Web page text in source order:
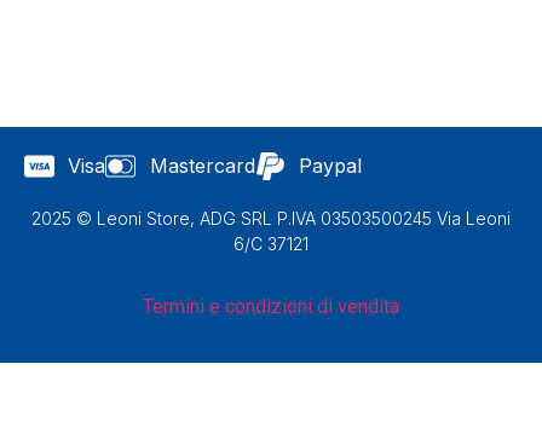
Visa Mastercard Paypal
2025 © Leoni Store, ADG SRL P.IVA 03503500245 Via Leoni
6/C 37121
Termini e condizioni di vendita